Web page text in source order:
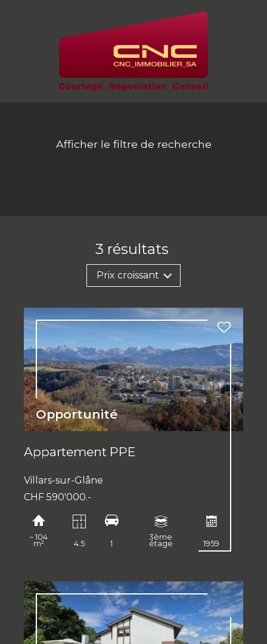
Afficher le filtre de recherche
3 résultats
Prix croissant
Opportunité
Appartement PPE
Villars-sur-Glâne
CHF 590'000.-
~ 104
m² 4.5 1
3ème
étage 1959